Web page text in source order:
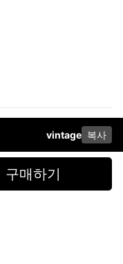
vintage 복사
구매하기
사업자 정보다운로드
북